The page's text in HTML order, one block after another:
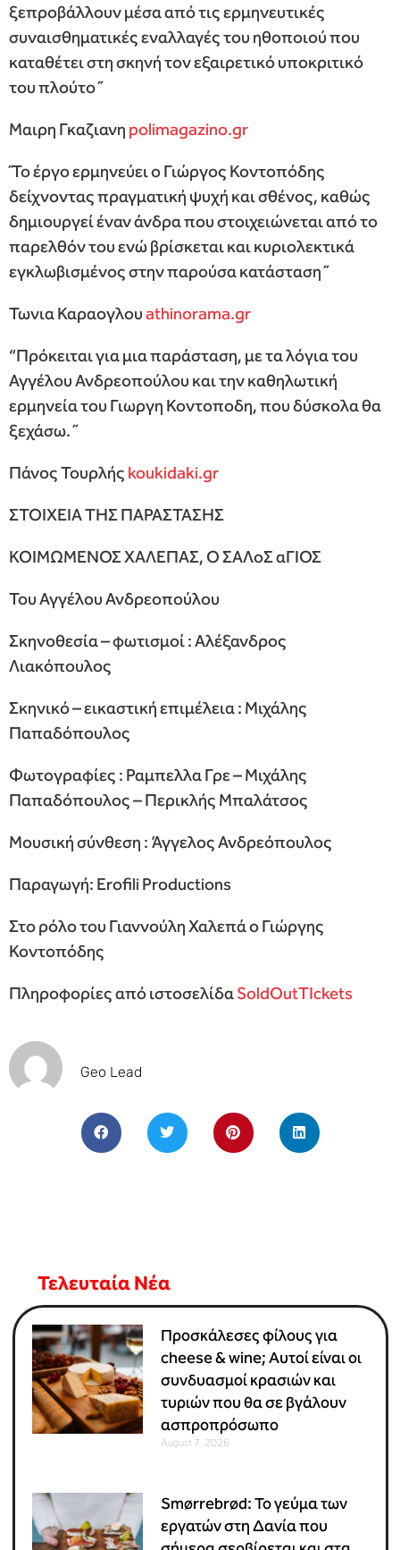
ξεπροβάλλουν μέσα από τις ερμηνευτικές
συναισθηματικές εναλλαγές του ηθοποιού που
καταθέτει στη σκηνή τον εξαιρετικό υποκριτικό
του πλούτο ́ ́
Μαιρη Γκαζιανη polimagazino.gr
́ ́Το έργο ερμηνεύει ο Γιώργος Κοντοπόδης
δείχνοντας πραγματική ψυχή και σθένος, καθώς
δημιουργεί έναν άνδρα που στοιχειώνεται από το
παρελθόν του ενώ βρίσκεται και κυριολεκτικά
εγκλωβισμένος στην παρούσα κατάσταση ́ ́
Τωνια Καραογλουathinorama.gr
“Πρόκειται για μια παράσταση, με τα λόγια του
Αγγέλου Ανδρεοπούλου και την καθηλωτική
ερμηνεία του Γιωργη Κοντοποδη, που δύσκολα θα
ξεχάσω. ́ ́
Πάνος Τουρλής koukidaki.gr
ΣΤΟΙΧΕΙΑ ΤΗΣ ΠΑΡΑΣΤΑΣΗΣ
ΚΟΙΜΩΜΕΝΟΣ ΧΑΛΕΠΑΣ, Ο ΣΑΛοΣ αΓΙΟΣ
Του Αγγέλου Ανδρεοπούλου
Σκηνοθεσία – φωτισμοί : Αλέξανδρος
Λιακόπουλος
Σκηνικό – εικαστική επιμέλεια : Μιχάλης
Παπαδόπουλος
Φωτογραφίες : Ραμπελλα Γρε – Μιχάλης
Παπαδόπουλος – Περικλής Μπαλάτσος
Μουσική σύνθεση : Άγγελος Ανδρεόπουλος
Παραγωγή: Erofili Productions
Στο ρόλο του Γιαννούλη Χαλεπά ο Γιώργης
Κοντοπόδης
Πληροφορίες από ιστοσελίδαSoldOutTIckets
Geo Lead
Τελευταία Νέα
Προσκάλεσες φίλους για
cheese & wine; Αυτοί είναι οι
συνδυασμοί κρασιών και
τυριών που θα σε βγάλουν
ασπροπρόσωπο
August 7, 2026
Smørrebrød: Το γεύμα των
εργατών στη Δανία που